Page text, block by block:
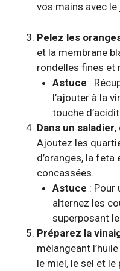
vos mains avec
Pelez les
et la membrane
rondelles fines et
Astuce :
l’ajouter à la
touche
Dans un saladier,
Ajoutez les
d’oranges, la
concassées.
Astuce : Pour
alternez les
superposant
Préparez la
mélangeant
le miel, le sel et le